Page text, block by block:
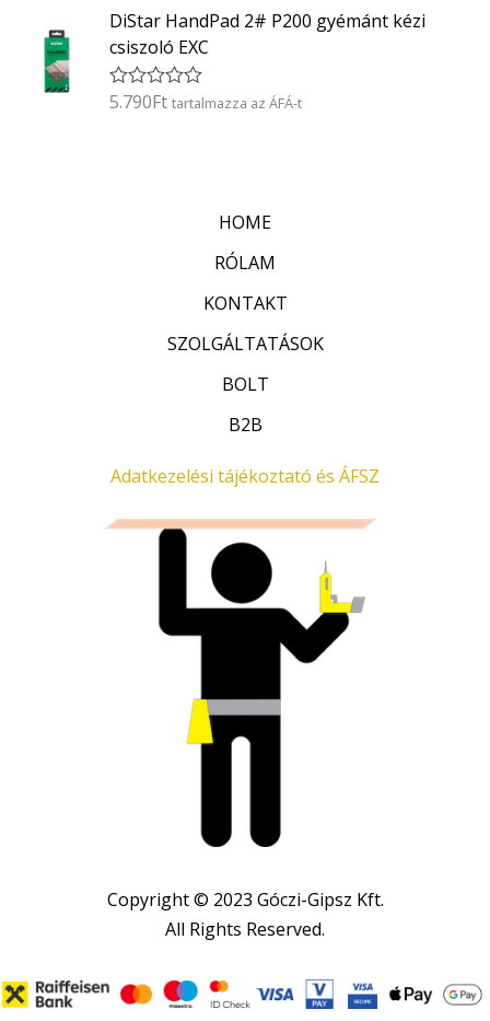
/
5
é
e
l
é
s
DiStar HandPad 2# P200 gyémánt kézi
csiszoló EXC
É
5.790Ft tartalmazza az ÁFÁ-t
HOME
RÓLAM
KONTAKT
SZOLGÁLTATÁSOK
BOLT
B2B
Adatkezelési tájékoztató és ÁFSZ
Copyright © 2023 Góczi-Gipsz Kft.
All Rights Reserved.